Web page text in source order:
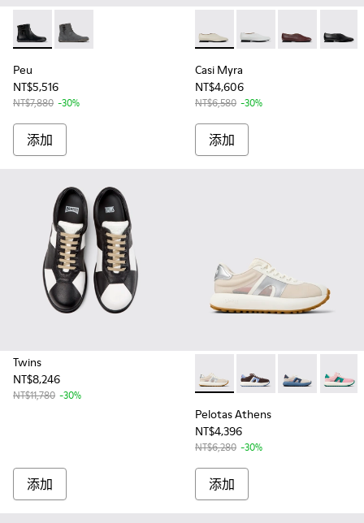
Peu - K400676-004 - 女士黑色皮革短靴
Peu - K400676-008
Peu
NT$5,516
NT$7,880 -30%
添加
Casi Myra - K201751-006 -
Casi Myra - K201751-
Casi Myra -
Casi
Casi Myra
NT$4,606
NT$6,580 -30%
添加
Twins
NT$8,246
NT$11,780 -30%
添加
Pelotas Athens - K201614-
Pelotas Athens -
Pelotas
Pelotas Athens
NT$4,396
NT$6,280 -30%
添加